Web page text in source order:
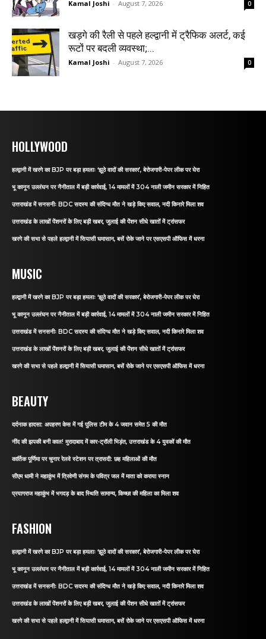
Kamal Joshi - August 7, 2026 0
खड़गे की रैली से पहले हल्द्वानी में ट्रैफिक अलर्ट, कई
रूटों पर बदली व्यवस्था;...
Kamal Joshi - August 7, 2026 0
HOLLYWOOD
हल्द्वानी में खरगे का BJP पर बड़ा हमलाः ‘झूठे वादों की सरकार’, बेरोजगारी-पेपर लीक पर घेरा
भू कानून उल्लंघन पर नैनीताल में बड़ी कार्रवाई, 14 मामलों में 304 नाली जमीन सरकार में निहित
उत्तराखंड में सनसनीः BDC सदस्य की संदिग्ध मौत ने खड़े किए सवाल, नदी किनारे मिला शव
उत्तराखंड के लाखों पेंशनरों के लिए बड़ी खबर, जुलाई की पेंशन सीधे खातों में ट्रांसफर
खरगे की सभा से पहले हल्द्वानी में सियासी घमासान, बसें रोके जाने पर एसएसपी ऑफिस में धरना
MUSIC
हल्द्वानी में खरगे का BJP पर बड़ा हमलाः ‘झूठे वादों की सरकार’, बेरोजगारी-पेपर लीक पर घेरा
भू कानून उल्लंघन पर नैनीताल में बड़ी कार्रवाई, 14 मामलों में 304 नाली जमीन सरकार में निहित
उत्तराखंड में सनसनीः BDC सदस्य की संदिग्ध मौत ने खड़े किए सवाल, नदी किनारे मिला शव
उत्तराखंड के लाखों पेंशनरों के लिए बड़ी खबर, जुलाई की पेंशन सीधे खातों में ट्रांसफर
खरगे की सभा से पहले हल्द्वानी में सियासी घमासान, बसें रोके जाने पर एसएसपी ऑफिस में धरना
BEAUTY
दर्दनाक हादसा: अपहरण केस में गई पुलिस टीम के 4 जवान समेत 5 की मौत
नींद की झपकी बनी काल! मुरादाबाद में कार-ट्रॉली भिड़ंत, उत्तराखंड के 4 युवकों की मौत
कार्तिक पूर्णिमा पर चुनार रेलवे स्टेशन पर त्रासदी: छह महिलाओं की मौत
सीएम धामी ने महाकुंभ में त्रिवेणी संगम के पवित्र जल में माता को कराया स्नान
प्रयागराज महाकुंभ में भगदड़ के बाद स्थिति सामान्य, किच्छा की महिला का मिला शव
FASHION
हल्द्वानी में खरगे का BJP पर बड़ा हमलाः ‘झूठे वादों की सरकार’, बेरोजगारी-पेपर लीक पर घेरा
भू कानून उल्लंघन पर नैनीताल में बड़ी कार्रवाई, 14 मामलों में 304 नाली जमीन सरकार में निहित
उत्तराखंड में सनसनीः BDC सदस्य की संदिग्ध मौत ने खड़े किए सवाल, नदी किनारे मिला शव
उत्तराखंड के लाखों पेंशनरों के लिए बड़ी खबर, जुलाई की पेंशन सीधे खातों में ट्रांसफर
खरगे की सभा से पहले हल्द्वानी में सियासी घमासान, बसें रोके जाने पर एसएसपी ऑफिस में धरना